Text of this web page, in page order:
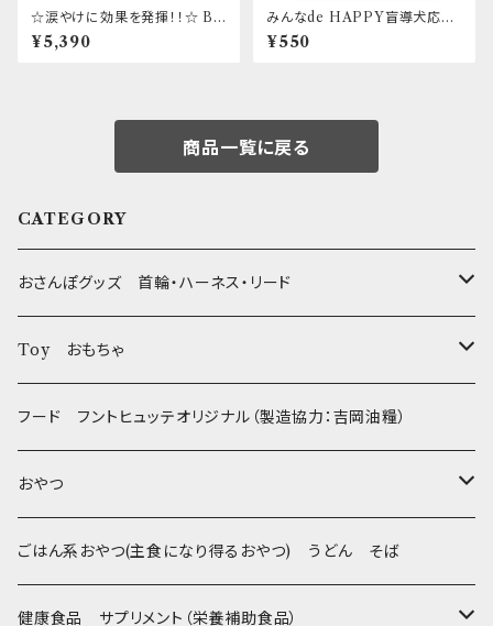
☆涙やけに効果を発揮！！☆ BL
UE BAY Eye Vita Drops 30
ml アイビタ 日本正規代理店取
¥5,390
みんなde HAPPY盲導犬応援
おやつ かぼちゃの米粉クッキー
¥550
商品一覧に戻る
CATEGORY
おさんぽグッズ 首輪・ハーネス・リード
フントヒュッテオリジナル Gold
Sサイズ(テープ幅1.5cm) _ 首輪&リードセット
Sサイズ(テープ幅1.5cm) _ ハーネス&リードセット
フントヒュッテオリジナル Silver(販売終了)
Collar & Leash - XS（超小型犬・幼犬用）
Harness & Leash - XS（超小型犬･幼犬用）
フントヒュッテオリジナル Woven
Harness & Leash - XS
Collar & Leash Set - S
セレクト
幼犬・超小型犬用 _ 幅1.0cm
flexi フレキシリード(伸縮リード)
Toy おもちゃ
たまごちゃん
BESTEVER / ベストエバー
iDog&iCat
ぬいぐるみ
PomPreece / ポンポリース
フード フントヒュッテオリジナル（製造協力：吉岡油糧）
おやつ
Bon・rupa(ボンルパ)
京
職人の味
ごはん系おやつ(主食になり得るおやつ) うどん そば
健康食品 サプリメント（栄養補助食品）